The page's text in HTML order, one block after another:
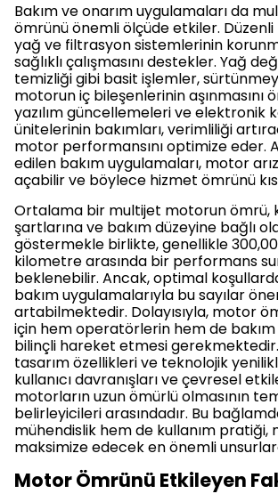
Bakım ve onarım uygulamaları da
ömrünü önemli ölçüde etkiler. Düzenli
yağ ve filtrasyon sistemlerinin
sağlıklı çalışmasını destekler. Yağ
temizliği gibi basit işlemler,
motorun iç bileşenlerinin aşınmasını
yazılım güncellemeleri ve elektronik
ünitelerinin bakımları, verimliliği
motor performansını optimize eder.
edilen bakım uygulamaları, motor
açabilir ve böylece hizmet ömrünü
Ortalama bir multijet motorun ömrü,
şartlarına ve bakım düzeyine bağlı
göstermekle birlikte, genellikle
kilometre arasında bir performans
beklenebilir. Ancak, optimal
bakım uygulamalarıyla bu sayılar
artabilmektedir. Dolayısıyla, motor
için hem operatörlerin hem de bakım
bilinçli hareket etmesi
tasarım özellikleri ve teknolojik
kullanıcı davranışları ve çevresel
motorların uzun ömürlü olmasının
belirleyicileri arasındadır. Bu
mühendislik hem de kullanım
maksimize edecek en önemli
Motor Ömrünü Etkileyen